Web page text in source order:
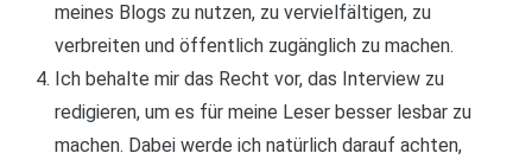
meines Blogs zu nutzen, zu vervielfältigen, zu
verbreiten und öffentlich zugänglich zu machen.
Ich behalte mir das Recht vor, das Interview zu
redigieren, um es für meine Leser besser lesbar zu
machen. Dabei werde ich natürlich darauf achten,